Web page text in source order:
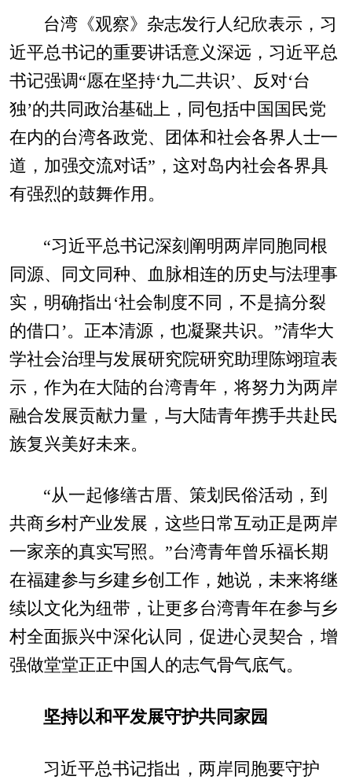
台湾《观察》杂志发行人纪欣表示，习
近平总书记的重要讲话意义深远，习近平总
书记强调“愿在坚持‘九二共识’、反对‘台
独’的共同政治基础上，同包括中国国民党
在内的台湾各政党、团体和社会各界人士一
道，加强交流对话”，这对岛内社会各界具
有强烈的鼓舞作用。
“习近平总书记深刻阐明两岸同胞同根
同源、同文同种、血脉相连的历史与法理事
实，明确指出‘社会制度不同，不是搞分裂
的借口’。正本清源，也凝聚共识。”清华大
学社会治理与发展研究院研究助理陈翊瑄表
示，作为在大陆的台湾青年，将努力为两岸
融合发展贡献力量，与大陆青年携手共赴民
族复兴美好未来。
“从一起修缮古厝、策划民俗活动，到
共商乡村产业发展，这些日常互动正是两岸
一家亲的真实写照。”台湾青年曾乐福长期
在福建参与乡建乡创工作，她说，未来将继
续以文化为纽带，让更多台湾青年在参与乡
村全面振兴中深化认同，促进心灵契合，增
强做堂堂正正中国人的志气骨气底气。
坚持以和平发展守护共同家园
习近平总书记指出，两岸同胞要守护